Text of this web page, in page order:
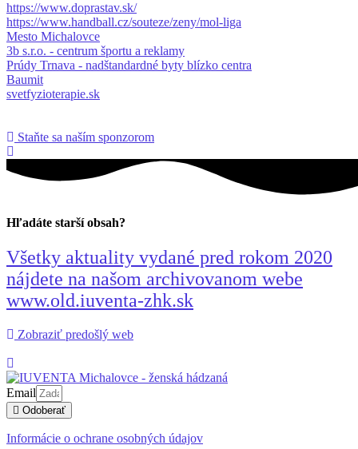
https://www.doprastav.sk/
https://www.handball.cz/souteze/zeny/mol-liga
Mesto Michalovce
3b s.r.o. - centrum športu a reklamy
Prúdy Trnava - nadštandardné byty blízko centra
Baumit
svetfyzioterapie.sk
Staňte sa naším sponzorom
Hľadáte starší obsah?
Všetky aktuality vydané pred rokom 2020
nájdete na našom archivovanom webe
www.old.iuventa-zhk.sk
Zobraziť predošlý web
Email
Odoberať
Informácie o ochrane osobných údajov